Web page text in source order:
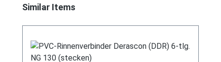
Produktgalerie überspringen
Similar Items